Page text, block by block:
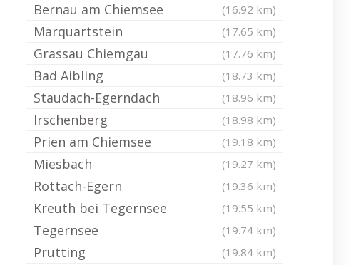
Bernau am Chiemsee (16.92 km)
Marquartstein (17.65 km)
Grassau Chiemgau (17.76 km)
Bad Aibling (18.73 km)
Staudach-Egerndach (18.96 km)
Irschenberg (18.98 km)
Prien am Chiemsee (19.18 km)
Miesbach (19.27 km)
Rottach-Egern (19.36 km)
Kreuth bei Tegernsee (19.55 km)
Tegernsee (19.74 km)
Prutting (19.84 km)